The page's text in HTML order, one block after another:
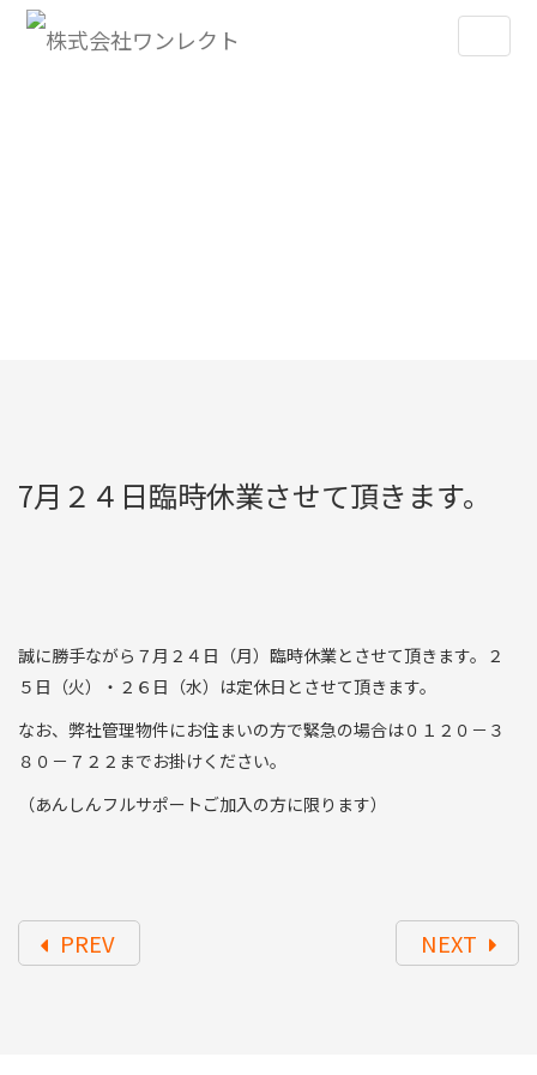
7月２４日臨時休業させて頂きます。
誠に勝手ながら７月２４日（月）臨時休業とさせて頂きます。２
５日（火）・２６日（水）は定休日とさせて頂きます。
なお、弊社管理物件にお住まいの方で緊急の場合は０１２０－３
８０－７２２までお掛けください。
（あんしんフルサポートご加入の方に限ります）
NEXT
PREV